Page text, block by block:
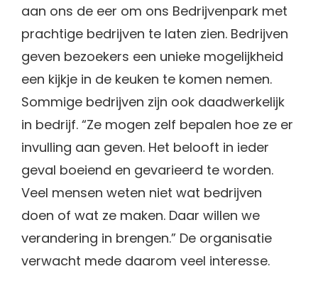
aan ons de eer om ons Bedrijvenpark met
prachtige bedrijven te laten zien. Bedrijven
geven bezoekers een unieke mogelijkheid
een kijkje in de keuken te komen nemen.
Sommige bedrijven zijn ook daadwerkelijk
in bedrijf. “Ze mogen zelf bepalen hoe ze er
invulling aan geven. Het belooft in ieder
geval boeiend en gevarieerd te worden.
Veel mensen weten niet wat bedrijven
doen of wat ze maken. Daar willen we
verandering in brengen.” De organisatie
verwacht mede daarom veel interesse.